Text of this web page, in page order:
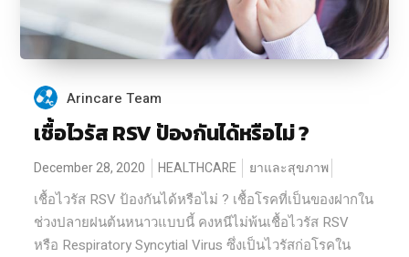
Arincare Team
เชื้อไวรัส RSV ป้องกันได้หรือไม่ ?
December 28, 2020 HEALTHCARE ยาและสุขภาพ
เชื้อไวรัส RSV ป้องกันได้หรือไม่ ? เชื้อโรคที่เป็นของฝากใน
ช่วงปลายฝนต้นหนาวแบบนี้ คงหนีไม่พ้นเชื้อไวรัส RSV
หรือ Respiratory Syncytial Virus ซึ่งเป็นไวรัสก่อโรคใน